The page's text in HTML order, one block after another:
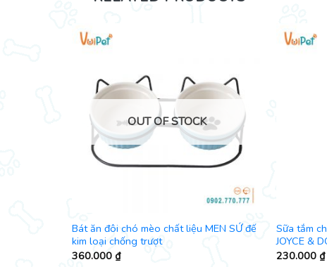
OUT OF STOCK
Bát ăn đôi chó mèo chất liệu MEN SỨ đế
kim loại chống trượt
360.000 ₫
Sữa tắm
JOYCE &
230.000 ₫